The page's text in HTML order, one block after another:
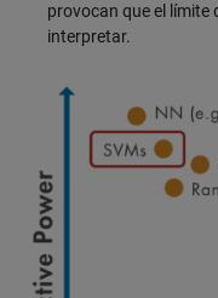
provocan que el límite
interpretar.